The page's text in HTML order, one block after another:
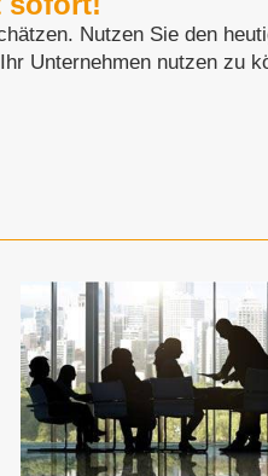
Nutzen Sie den
Unternehmen nutzen zu